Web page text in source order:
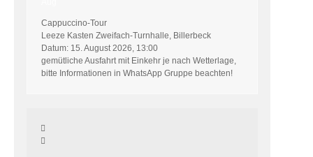
Cappuccino-Tour
Leeze Kasten Zweifach-Turnhalle, Billerbeck
Datum: 15. August 2026, 13:00
gemütliche Ausfahrt mit Einkehr je nach Wetterlage,
bitte Informationen in WhatsApp Gruppe beachten!